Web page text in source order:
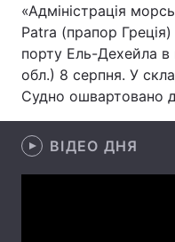
Зброя
Здоров'я
Цікавинки
Екологія
«Адміністрація
Patra (прапор
порту Ель-Дехейла в
обл.) 8 серпня. У
Судно ошвартовано
ВІДЕО ДНЯ